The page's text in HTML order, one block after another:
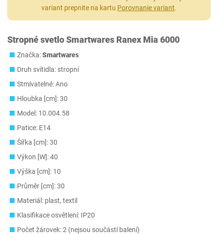
variant prepnite na kartu Porovnanie variant.
Stropné svetlo Smartwares Ranex Mia 6000
Značka:Smartwares
Druh svítidla: stropní
Stmívatelné: Ano
Hloubka [cm]: 30
Model: 10.004.58
Patice: E14
Šířka [cm]: 30
Výkon [W]: 40
Výška [cm]: 10
Průměr [cm]: 30
Materiál: plast, textil
Klasifikace osvětlení: IP20
Počet žárovek: 2 (nejsou součástí balení)